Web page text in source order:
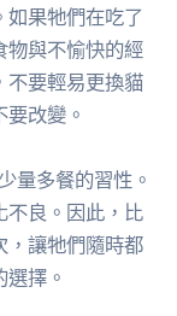
如果牠們在吃了
物與不愉快的經
不要輕易更換貓
改變。
量多餐的習性。
不良。因此，比
，讓牠們隨時都
擇。